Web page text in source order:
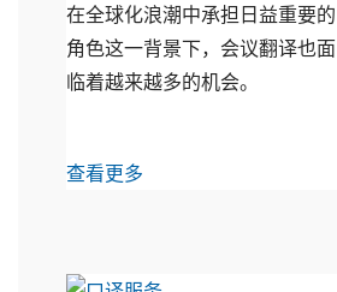
在全球化浪潮中承担日益重要的
角色这一背景下，会议翻译也面
临着越来越多的机会。
查看更多